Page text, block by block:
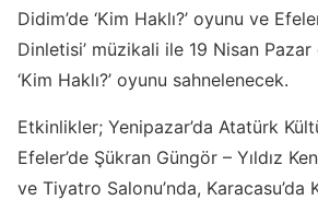
Didim’de ‘Kim Haklı?’ oyunu ve
Dinletisi’ müzikali ile 19 Nisan Pazar
‘Kim Haklı?’ oyunu sahnelenecek.
Etkinlikler; Yenipazar’da Atatürk
Efeler’de Şükran Güngör – Yıldız
ve Tiyatro Salonu’nda, Karacasu’da